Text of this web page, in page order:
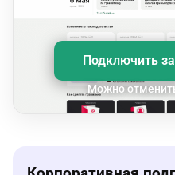
Подключить за
Можно